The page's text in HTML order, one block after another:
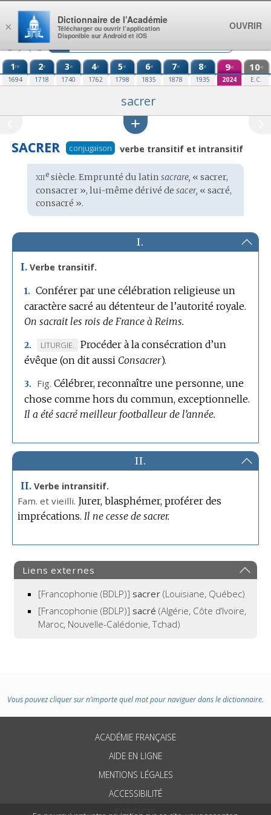
Aller au contenu
1re
1694
2e
1718
3e
1740
4e
1762
5e
1798
6e
1835
7e
1878
8e
1935
9e
2024
10e
E.C.
sacrer
SACRER conjugaison verbe transitif et intransitif
Étymologie
:
xiiesiècle. Emprunté du latin sacrare, « sacrer,
consacrer », lui-même dérivé de sacer, « sacré,
consacré ».
I.
I. Verbe transitif.
1. Conférer par une célébration religieuse un
caractère sacré au détenteur de l’autorité royale.
On sacrait les rois de France à Reims.
2.
MARQUE
DE
:
LITURGIE.
Procéder à la consécration d’un
évêque (on dit aussi Consacrer).
3. Fig. Célébrer, reconnaître une personne, une
chose comme hors du commun, exceptionnelle.
Il a été sacré meilleur footballeur de l’année.
II.
II. Verbe intransitif.
Fam. et vieilli. Jurer, blasphémer, proférer des
imprécations. Il ne cesse de sacrer.
Liens externes
[Francophonie (BDLP)] sacrer (Louisiane, Québec)
[Francophonie (BDLP)] sacré (Algérie, Côte d’Ivoire,
Maroc, Nouvelle-Calédonie, Tchad)
Vous pouvez cliquer sur n’importe quel mot pour naviguer dans le dictionnaire.
ACADÉMIE FRANÇAISE
AIDE EN LIGNE
MENTIONS LÉGALES
ACCESSIBILITÉ
CONTACTS
×
Dictionnaire de l’Académie
Télécharger ou ouvrir l’application
Disponible sur Android et iOS
OUVRIR